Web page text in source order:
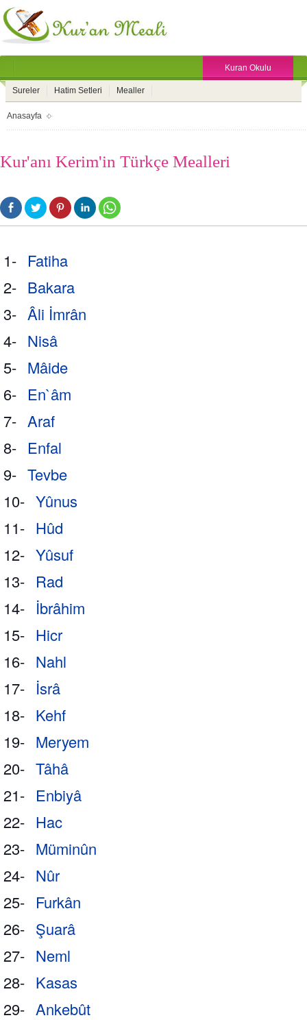
Kuran Okulu
Sureler Hatim Setleri Mealler
Anasayfa
Kur'anı Kerim'in Türkçe Mealleri
1- Fatiha
2- Bakara
3- Âli İmrân
4- Nisâ
5- Mâide
6- En`âm
7- Araf
8- Enfal
9- Tevbe
10- Yûnus
11- Hûd
12- Yûsuf
13- Rad
14- İbrâhim
15- Hicr
16- Nahl
17- İsrâ
18- Kehf
19- Meryem
20- Tâhâ
21- Enbiyâ
22- Hac
23- Müminûn
24- Nûr
25- Furkân
26- Şuarâ
27- Neml
28- Kasas
29- Ankebût